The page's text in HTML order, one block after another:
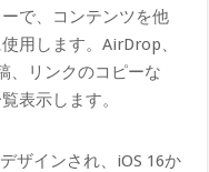
で、コンテンツを他
用します。AirDrop、
、リンクのコピーな
表示します。
ザインされ、iOS 16か